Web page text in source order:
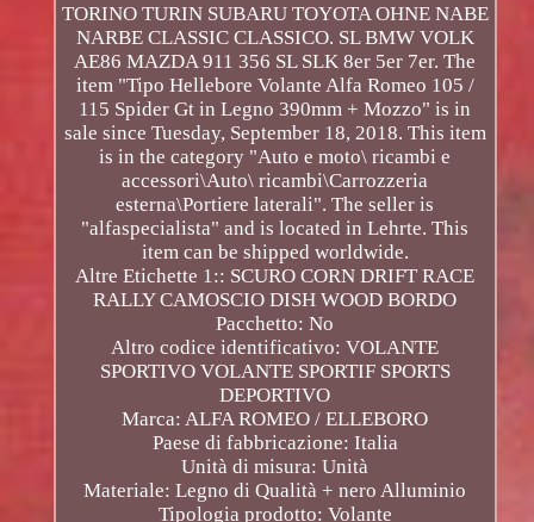
TORINO TURIN SUBARU TOYOTA OHNE NABE
NARBE CLASSIC CLASSICO. SL BMW VOLK
AE86 MAZDA 911 356 SL SLK 8er 5er 7er. The
item "Tipo Hellebore Volante Alfa Romeo 105 /
115 Spider Gt in Legno 390mm + Mozzo" is in
sale since Tuesday, September 18, 2018. This item
is in the category "Auto e moto\ ricambi e
accessori\Auto\ ricambi\Carrozzeria
esterna\Portiere laterali". The seller is
"alfaspecialista" and is located in Lehrte. This
item can be shipped worldwide.
Altre Etichette 1:: SCURO CORN DRIFT RACE
RALLY CAMOSCIO DISH WOOD BORDO
Pacchetto: No
Altro codice identificativo: VOLANTE
SPORTIVO VOLANTE SPORTIF SPORTS
DEPORTIVO
Marca: ALFA ROMEO / ELLEBORO
Paese di fabbricazione: Italia
Unità di misura: Unità
Materiale: Legno di Qualità + nero Alluminio
Tipologia prodotto: Volante